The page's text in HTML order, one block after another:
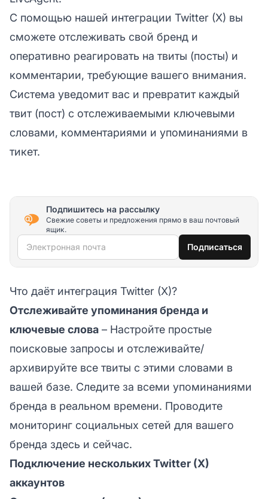
С помощью нашей интеграции Twitter (X) вы
сможете отслеживать свой бренд и
оперативно реагировать на твиты (посты) и
комментарии, требующие вашего внимания.
Система уведомит вас и превратит каждый
твит (пост) с отслеживаемыми ключевыми
словами, комментариями и упоминаниями в
тикет.
Подпишитесь на рассылку
Свежие советы и предложения прямо в ваш почтовый
ящик.
Электронная почта Подписаться
Что даёт интеграция Twitter (X)?
Отслеживайте упоминания бренда и
ключевые слова – Настройте простые
поисковые запросы и отслеживайте/
архивируйте все твиты с этими словами в
вашей базе. Следите за всеми упоминаниями
бренда в реальном времени. Проводите
мониторинг социальных сетей для вашего
бренда здесь и сейчас.
Подключение нескольких Twitter (X)
аккаунтов